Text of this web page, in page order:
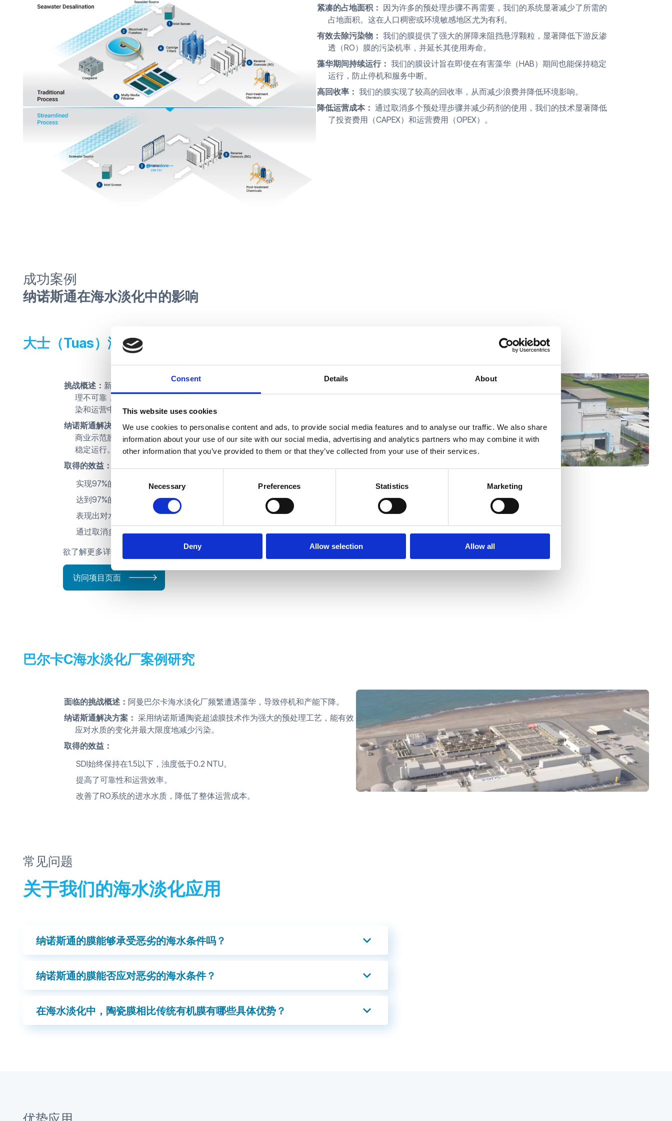
Consent Details About
This website uses cookies
We use cookies to personalise content and ads, to provide social media features and to analyse our traffic. We also share
information about your use of our site with our social media, advertising and analytics partners who may combine it with
other information that you’ve provided to them or that they’ve collected from your use of their services.
Selection
Necessary Preferences Statistics Marketing
Deny Allow selection Allow all
紧凑的占地面积： 因为许多的预处理步骤不再需要，我们的系统显著减少了所需的
占地面积。这在人口稠密或环境敏感地区尤为有利。
有效去除污染物： 我们的膜提供了强大的屏障来阻挡悬浮颗粒，显著降低下游反渗
透（RO）膜的污染机率，并延长其使用寿命。
藻华期间持续运行： 我们的膜设计旨在即使在有害藻华（HAB）期间也能保持稳定
运行，防止停机和服务中断。
高回收率： 我们的膜实现了较高的回收率，从而减少浪费并降低环境影响。
降低运营成本： 通过取消多个预处理步骤并减少药剂的使用，我们的技术显著降低
了投资费用（CAPEX）和运营费用（OPEX）。
成功案例
纳诺斯通在海水淡化中的影响
大士（Tuas）海水淡化厂案例研究
挑战概述： 新加坡大士（Tuas）海水淡化厂在使用有机膜进行预处理时，由于预处
理不可靠，从而导致产能问题。高浓度的溶解有机物和悬浮固体导致了频繁的污
染和运营中断。
纳诺斯通解决方案： 纳诺斯通在该海水淡化预处理陶瓷膜系统中安装了其全尺寸的
商业示范膜组件。该系统能有效处理复杂的海水，即使在有害藻华期间也能确保
稳定运行。
取得的效益：
实现97%的设备利用率。
达到97%的回收率。
表现出对水质变化的耐受性，而性能不受影响。
通过取消多个预处理步骤和减少药剂使用，降低了运营成本。
欲了解更多详情，请访问大士（Tuas）淡化厂项目页面：
访问项目页面
巴尔卡C海水淡化厂案例研究
面临的挑战概述： 阿曼巴尔卡海水淡化厂频繁遭遇藻华，导致停机和产能下降。
纳诺斯通解决方案： 采用纳诺斯通陶瓷超滤膜技术作为强大的预处理工艺，能有效
应对水质的变化并最大限度地减少污染。
取得的效益：
SDI始终保持在1.5以下，浊度低于0.2 NTU。
提高了可靠性和运营效率。
改善了RO系统的进水水质，降低了整体运营成本。
常见问题
关于我们的海水淡化应用
纳诺斯通的膜能够承受恶劣的海水条件吗？
纳诺斯通的膜能否应对恶劣的海水条件？
在海水淡化中，陶瓷膜相比传统有机膜有哪些具体优势？